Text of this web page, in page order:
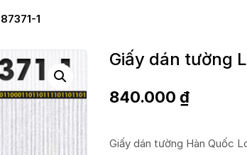
1
Giấy dán tường
840.000 ₫
Giấy dán tường Hàn Quốc